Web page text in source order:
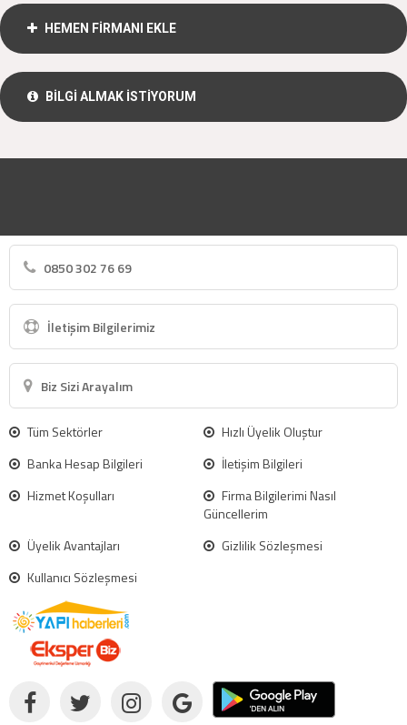
HEMEN FİRMANI EKLE
BİLGİ ALMAK İSTİYORUM
0850 302 76 69
İletişim Bilgilerimiz
Biz Sizi Arayalım
Tüm Sektörler
Hızlı Üyelik Oluştur
Banka Hesap Bilgileri
İletişim Bilgileri
Hizmet Koşulları
Firma Bilgilerimi Nasıl
Güncellerim
Üyelik Avantajları
Gizlilik Sözleşmesi
Kullanıcı Sözleşmesi